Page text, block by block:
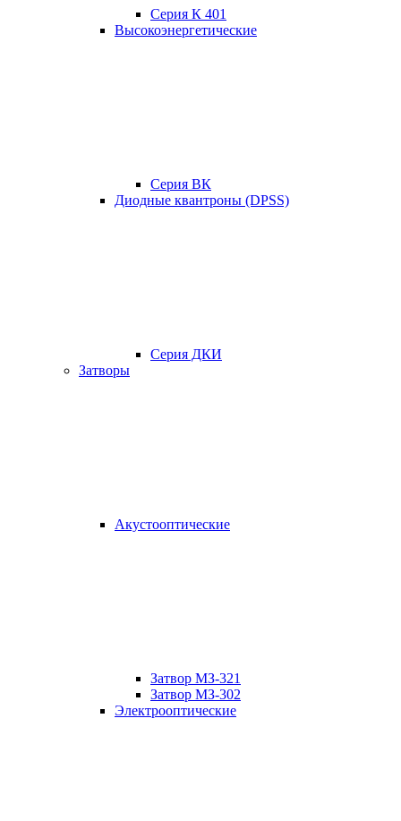
Серия К 401
Высокоэнергетические
Серия ВК
Диодные квантроны (DPSS)
Серия ДКИ
Затворы
Акустооптические
Затвор МЗ-321
Затвор МЗ-302
Электрооптические